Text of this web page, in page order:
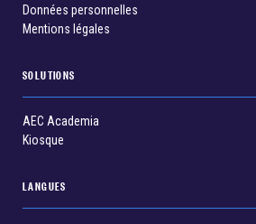
Données personnelles
Mentions légales
SOLUTIONS
AEC Academia
Kiosque
LANGUES